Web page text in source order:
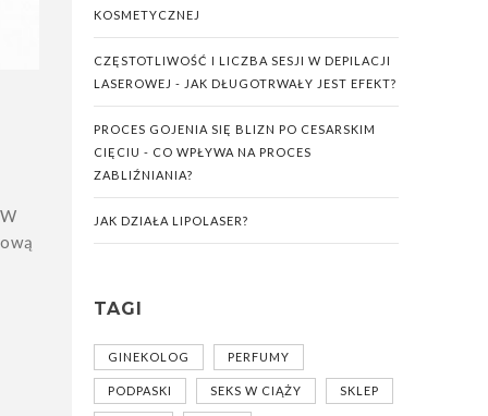
KOSMETYCZNEJ
CZĘSTOTLIWOŚĆ I LICZBA SESJI W DEPILACJI
LASEROWEJ - JAK DŁUGOTRWAŁY JEST EFEKT?
PROCES GOJENIA SIĘ BLIZN PO CESARSKIM
CIĘCIU - CO WPŁYWA NA PROCES
ZABLIŹNIANIA?
JAK DZIAŁA LIPOLASER?
TAGI
GINEKOLOG PERFUMY
PODPASKI SEKS W CIĄŻY SKLEP